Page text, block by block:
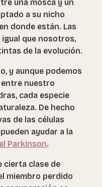
una mosca y un
a su nicho
donde están. Las
que nosotros,
de la evolución.
y aunque podemos
nuestro
cada especie
De hecho
de las células
ayudar a la
Parkinson.
cierta clase de
miembro perdido